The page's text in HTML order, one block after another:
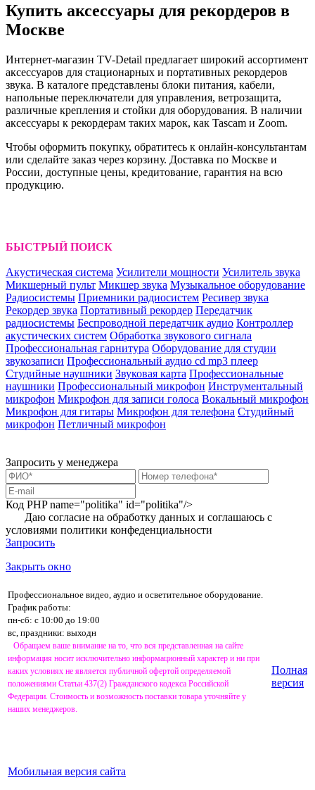
Купить аксессуары для рекордеров в
Москве
Интернет-магазин TV-Detail предлагает широкий ассортимент
аксессуаров для стационарных и портативных рекордеров
звука. В каталоге представлены блоки питания, кабели,
напольные переключатели для управления, ветрозащита,
различные крепления и стойки для оборудования. В наличии
аксессуары к рекордерам таких марок, как Tascam и Zoom.
Чтобы оформить покупку, обратитесь к онлайн-консультантам
или сделайте заказ через корзину. Доставка по Москве и
России, доступные цены, кредитование, гарантия на всю
продукцию.
БЫСТРЫЙ ПОИСК
Акустическая система Усилители мощности Усилитель звука
Микшерный пульт Микшер звука Музыкальное оборудование
Радиосистемы Приемники радиосистем Ресивер звука
Рекордер звука Портативный рекордер Передатчик
радиосистемы Беспроводной передатчик аудио Контроллер
акустических систем Обработка звукового сигнала
Профессиональная гарнитура Оборудование для студии
звукозаписи Профессиональный аудио cd mp3 плеер
Студийные наушники Звуковая карта Профессиональные
наушники Профессиональный микрофон Инструментальный
микрофон Микрофон для записи голоса Вокальный микрофон
Микрофон для гитары Микрофон для телефона Студийный
микрофон Петличный микрофон
Запросить у менеджера
Код PHPname="politika" id="politika"/>
Даю согласие на обработку данных и соглашаюсь с
условиями политики конфеденциальности
Запросить
Закрыть окно
Профессиональное видео, аудио и осветительное оборудование.
График работы:
пн-сб: с 10:00 до 19:00
вс, праздники: выходн
Обращаем ваше внимание на то, что вся представленная на сайте
информация носит исключительно информационный характер и ни при
каких условиях не является публичной офертой определяемой
положениями Статьи 437(2) Гражданского кодекса Российской
Федерации. Стоимость и возможность поставки товара уточняйте у
наших менеджеров.
Мобильная версия сайта
Полная
версия